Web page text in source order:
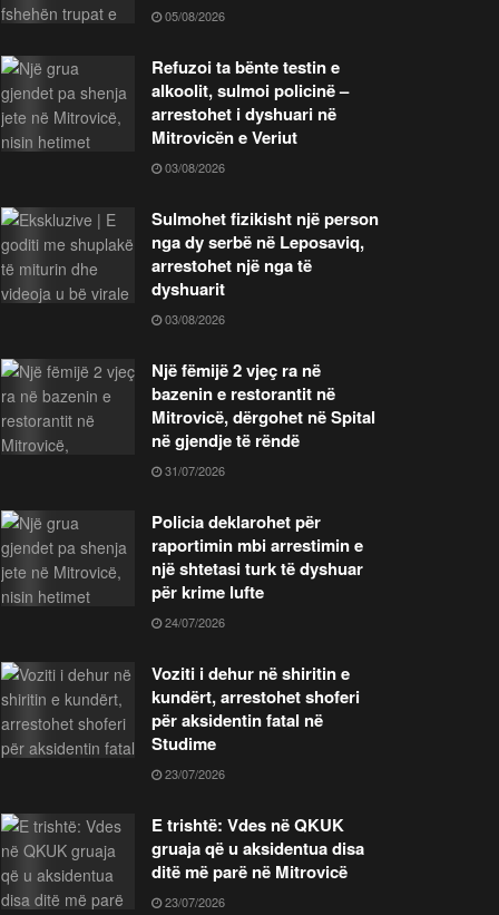
05/08/2026
Refuzoi ta bënte testin e
alkoolit, sulmoi policinë –
arrestohet i dyshuari në
Mitrovicën e Veriut
03/08/2026
Sulmohet fizikisht një person
nga dy serbë në Leposaviq,
arrestohet një nga të
dyshuarit
03/08/2026
Një fëmijë 2 vjeç ra në
bazenin e restorantit në
Mitrovicë, dërgohet në Spital
në gjendje të rëndë
31/07/2026
Policia deklarohet për
raportimin mbi arrestimin e
një shtetasi turk të dyshuar
për krime lufte
24/07/2026
Voziti i dehur në shiritin e
kundërt, arrestohet shoferi
për aksidentin fatal në
Studime
23/07/2026
E trishtë: Vdes në QKUK
gruaja që u aksidentua disa
ditë më parë në Mitrovicë
23/07/2026